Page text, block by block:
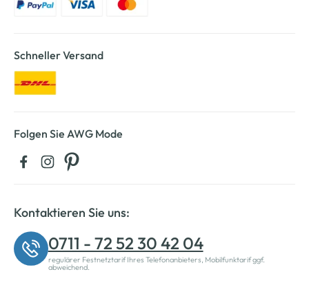
Schneller Versand
Folgen Sie AWG Mode
Kontaktieren Sie uns:
0711 - 72 52 30 42 04
regulärer Festnetztarif Ihres Telefonanbieters, Mobilfunktarif ggf.
abweichend.